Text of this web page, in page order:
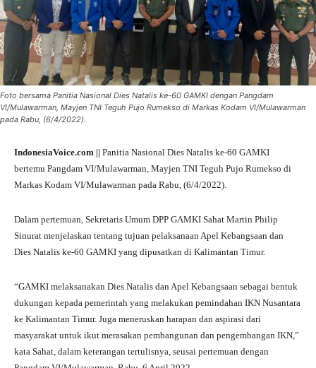
Foto bersama Panitia Nasional Dies Natalis ke-60 GAMKI dengan Pangdam
VI/Mulawarman, Mayjen TNI Teguh Pujo Rumekso di Markas Kodam VI/Mulawarman
pada Rabu, (6/4/2022).
IndonesiaVoice.com || Panitia Nasional Dies Natalis ke-60 GAMKI
bertemu Pangdam VI/Mulawarman, Mayjen TNI Teguh Pujo Rumekso di
Markas Kodam VI/Mulawarman pada Rabu, (6/4/2022).
Dalam pertemuan, Sekretaris Umum DPP GAMKI Sahat Martin Philip
Sinurat menjelaskan tentang tujuan pelaksanaan Apel Kebangsaan dan
Dies Natalis ke-60 GAMKI yang dipusatkan di Kalimantan Timur.
“GAMKI melaksanakan Dies Natalis dan Apel Kebangsaan sebagai bentuk
dukungan kepada pemerintah yang melakukan pemindahan IKN Nusantara
ke Kalimantan Timur. Juga meneruskan harapan dan aspirasi dari
masyarakat untuk ikut merasakan pembangunan dan pengembangan IKN,”
kata Sahat, dalam keterangan tertulisnya, seusai pertemuan dengan